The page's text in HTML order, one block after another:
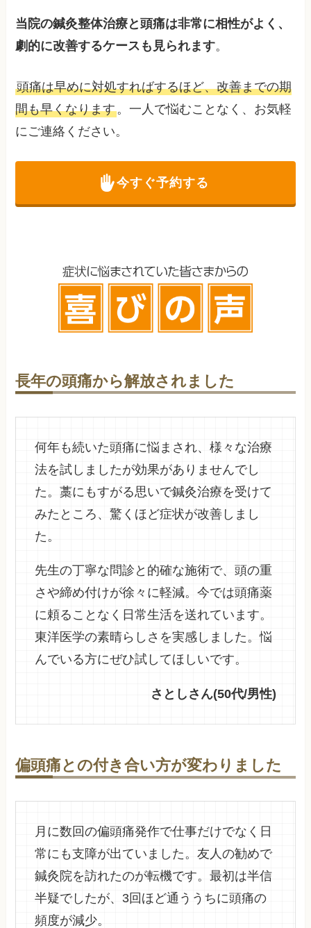
当院の鍼灸整体治療と頭痛は非常に相性がよく、
劇的に改善するケースも見られます。
頭痛は早めに対処すればするほど、改善までの期
間も早くなります。一人で悩むことなく、お気軽
にご連絡ください。
今すぐ予約する
長年の頭痛から解放されました
何年も続いた頭痛に悩まされ、様々な治療
法を試しましたが効果がありませんでし
た。藁にもすがる思いで鍼灸治療を受けて
みたところ、驚くほど症状が改善しまし
た。
先生の丁寧な問診と的確な施術で、頭の重
さや締め付けが徐々に軽減。今では頭痛薬
に頼ることなく日常生活を送れています。
東洋医学の素晴らしさを実感しました。悩
んでいる方にぜひ試してほしいです。
さとしさん(50代/男性)
偏頭痛との付き合い方が変わりました
月に数回の偏頭痛発作で仕事だけでなく日
常にも支障が出ていました。友人の勧めで
鍼灸院を訪れたのが転機です。最初は半信
半疑でしたが、3回ほど通ううちに頭痛の
頻度が減少。